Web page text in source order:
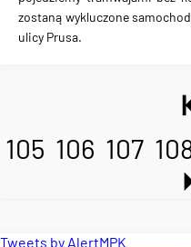
zostaną wykluczone
ulicy Prusa.
105 106 107
Tweets by AlertMPK